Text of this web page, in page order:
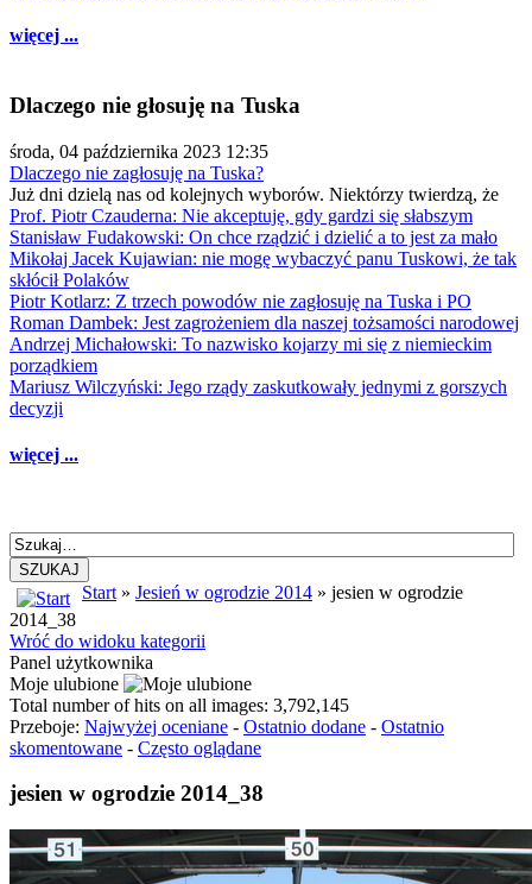
więcej ...
Dlaczego nie głosuję na Tuska
środa, 04 października 2023 12:35
Dlaczego nie zagłosuję na Tuska?
Już dni dzielą nas od kolejnych wyborów. Niektórzy twierdzą, że
Prof. Piotr Czauderna: Nie akceptuję, gdy gardzi się słabszym
Stanisław Fudakowski: On chce rządzić i dzielić a to jest za mało
Mikołaj Jacek Kujawian: nie mogę wybaczyć panu Tuskowi, że tak
skłócił Polaków
Piotr Kotlarz: Z trzech powodów nie zagłosuję na Tuska i PO
Roman Dambek: Jest zagrożeniem dla naszej tożsamości narodowej
Andrzej Michałowski: To nazwisko kojarzy mi się z niemieckim
porządkiem
Mariusz Wilczyński: Jego rządy zaskutkowały jednymi z gorszych
decyzji
więcej ...
SZUKAJ
Start » Jesień w ogrodzie 2014 » jesien w ogrodzie
2014_38
Wróć do widoku kategorii
Panel użytkownika
Moje ulubione
Total number of hits on all images: 3,792,145
Przeboje: Najwyżej oceniane - Ostatnio dodane - Ostatnio
skomentowane - Często oglądane
jesien w ogrodzie 2014_38